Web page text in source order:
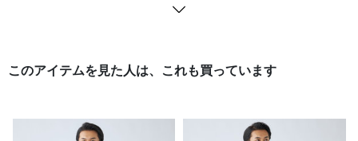
このアイテムを見た人は、これも買っています